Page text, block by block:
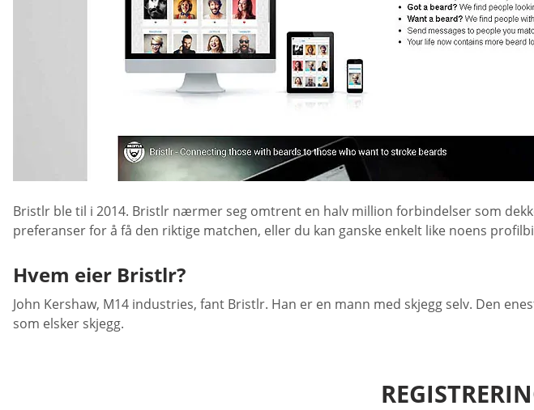
Bristlr ble til i 2014. Bristlr nærmer seg omtrent en halv million forbindelser som
preferanser for å få den riktige matchen, eller du kan ganske enkelt like noens
Hvem eier Bristlr?
John Kershaw, M14 industries, fant Bristlr. Han er en mann med skjegg selv. Den
som elsker skjegg.